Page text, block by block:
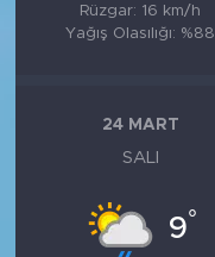
Rüzgar: 16 km/h
Yağış Olasılığı: %88
24 MART
SALI
9°